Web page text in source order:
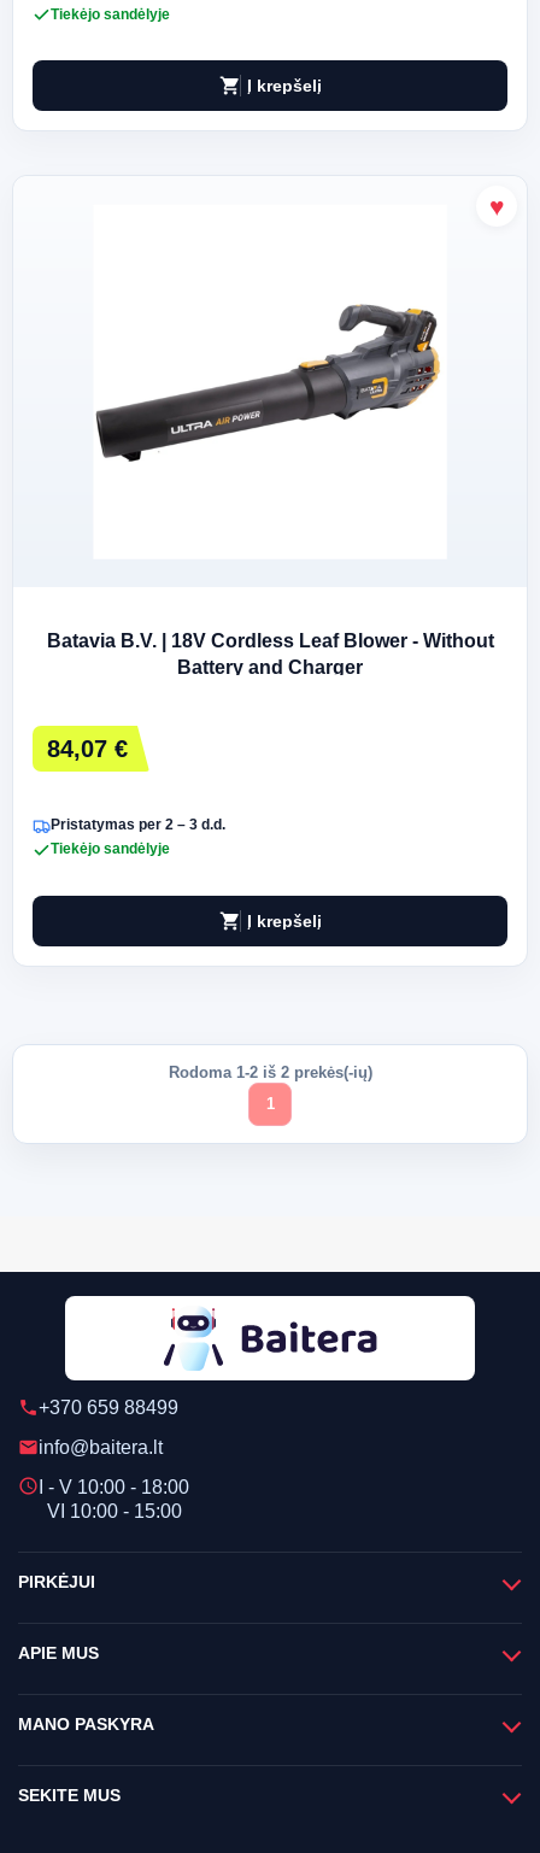
Tiekėjo sandėlyje
shopping_cart Į krepšelį
Batavia B.V. | 18V Cordless Leaf Blower - Without
Battery and Charger
84,07 €
Pristatymas per 2 – 3 d.d.
Tiekėjo sandėlyje
shopping_cart Į krepšelį
Rodoma 1-2 iš 2 prekės(-ių)
1
phone+370 659 88499
emailinfo@baitera.lt
schedule I - V 10:00 - 18:00
VI 10:00 - 15:00
PIRKĖJUI
APIE MUS
MANO PASKYRA
SEKITE MUS